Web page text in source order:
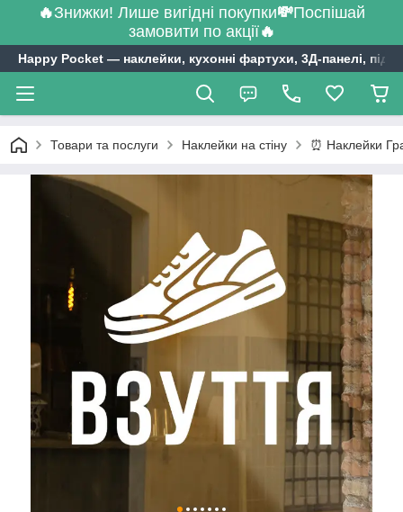
🔥Знижки! Лише вигідні покупки💸Поспішай
замовити по акції🔥
Happy Pocket ― наклейки, кухонні фартухи, 3Д-панелі,
Товари та послуги Наклейки на стіну ⏰ Наклейки